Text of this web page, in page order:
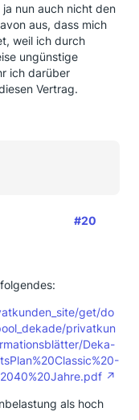
nun auch nicht den
aus, dass mich
weil ich durch
ungünstige
ich darüber
Vertrag.
#20
get/do
privatkun
Deka-
als hoch